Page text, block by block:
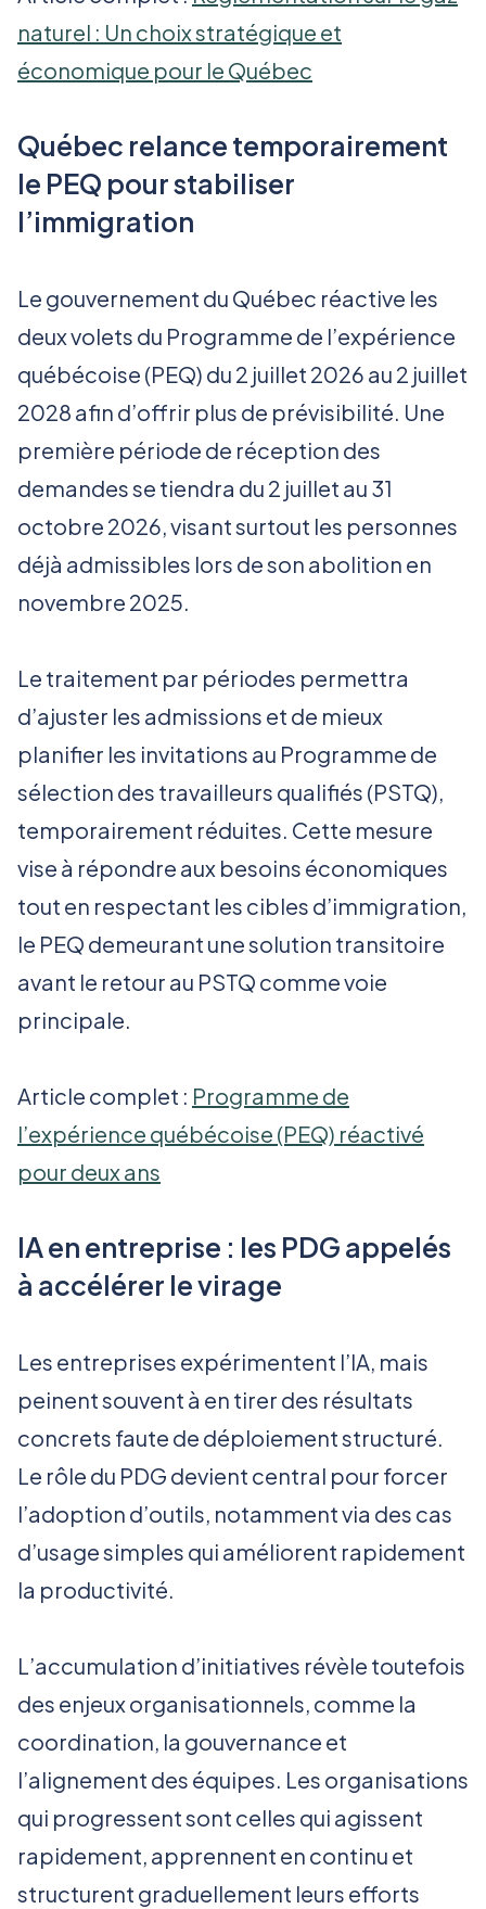
naturel : Un choix stratégique et
économique pour le Québec
Québec relance temporairement
le PEQ pour stabiliser
l’immigration
Le gouvernement du Québec réactive les
deux volets du Programme de l’expérience
québécoise (PEQ) du 2 juillet 2026 au 2 juillet
2028 afin d’offrir plus de prévisibilité. Une
première période de réception des
demandes se tiendra du 2 juillet au 31
octobre 2026, visant surtout les personnes
déjà admissibles lors de son abolition en
novembre 2025.
Le traitement par périodes permettra
d’ajuster les admissions et de mieux
planifier les invitations au Programme de
sélection des travailleurs qualifiés (PSTQ),
temporairement réduites. Cette mesure
vise à répondre aux besoins économiques
tout en respectant les cibles d’immigration,
le PEQ demeurant une solution transitoire
avant le retour au PSTQ comme voie
principale.
Article complet : Programme de
l’expérience québécoise (PEQ) réactivé
pour deux ans
IA en entreprise : les PDG appelés
à accélérer le virage
Les entreprises expérimentent l’IA, mais
peinent souvent à en tirer des résultats
concrets faute de déploiement structuré.
Le rôle du PDG devient central pour forcer
l’adoption d’outils, notamment via des cas
d’usage simples qui améliorent rapidement
la productivité.
L’accumulation d’initiatives révèle toutefois
des enjeux organisationnels, comme la
coordination, la gouvernance et
l’alignement des équipes. Les organisations
qui progressent sont celles qui agissent
rapidement, apprennent en continu et
structurent graduellement leurs efforts